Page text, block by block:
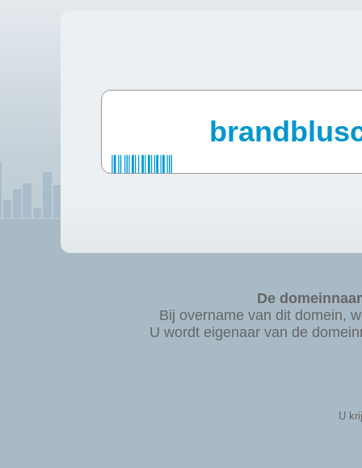
De
Bij overname van dit domein,
U wordt eigenaar van de
U